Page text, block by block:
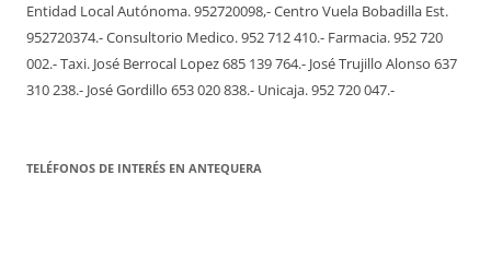
Entidad Local Autónoma. 952720098,- Centro Vuela Bobadilla Est.
952720374.- Consultorio Medico. 952 712 410.- Farmacia. 952 720
002.- Taxi. José Berrocal Lopez 685 139 764.- José Trujillo Alonso 637
310 238.- José Gordillo 653 020 838.- Unicaja. 952 720 047.-
TELÉFONOS DE INTERÉS EN ANTEQUERA